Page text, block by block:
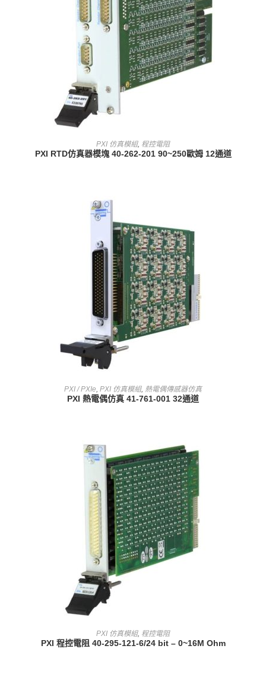
查看內容
PXI 仿真模組, 程控電阻
PXI RTD仿真器模塊 40-262-201 90~250歐姆 12通道
查看內容
PXI / PXIe, PXI 仿真模組, 熱電偶傳感器仿真
PXI 熱電偶仿真 41-761-001 32通道
查看內容
PXI 仿真模組, 程控電阻
PXI 程控電阻 40-295-121-6/24 bit – 0~16M Ohm